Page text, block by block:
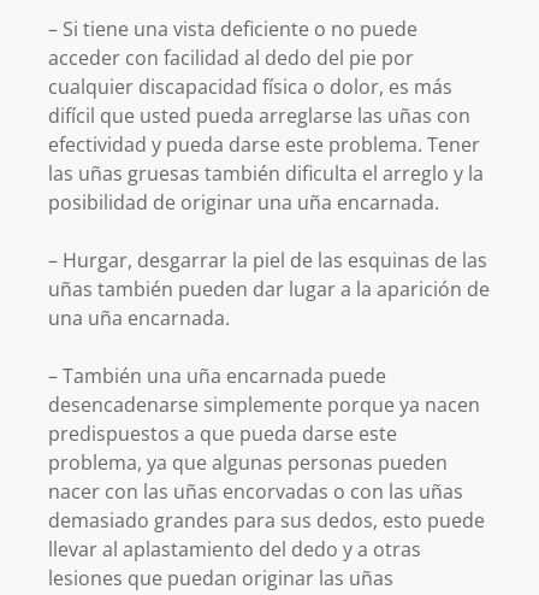
– Si tiene una vista deficiente o no puede
acceder con facilidad al dedo del pie por
cualquier discapacidad física o dolor, es más
difícil que usted pueda arreglarse las uñas con
efectividad y pueda darse este problema. Tener
las uñas gruesas también dificulta el arreglo y la
posibilidad de originar una uña encarnada.
– Hurgar, desgarrar la piel de las esquinas de las
uñas también pueden dar lugar a la aparición de
una uña encarnada.
– También una uña encarnada puede
desencadenarse simplemente porque ya nacen
predispuestos a que pueda darse este
problema, ya que algunas personas pueden
nacer con las uñas encorvadas o con las uñas
demasiado grandes para sus dedos, esto puede
llevar al aplastamiento del dedo y a otras
lesiones que puedan originar las uñas